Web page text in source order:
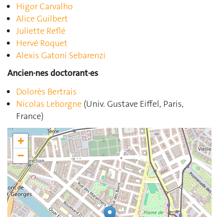
Higor Carvalho
Alice Guilbert
Juliette Reflé
Hervé Roquet
Alexis Gatoni Sebarenzi
Ancien·nes doctorant·es
Dolorès Bertrais
Nicolas Leborgne (Univ. Gustave Eiffel, Paris,
France)
+
−